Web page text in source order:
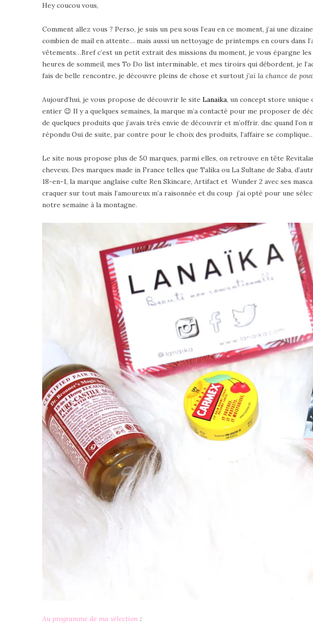
Hey coucou vous,
Comment allez vous ? Perso, je suis un peu sous l’eau en ce moment, j’ai une
combien de mail en attente… mais aussi un nettoyage de printemps en cours dans
vêtements…Bref c’est un petit extrait des missions du moment, je vous épargne
heures de sommeil, mes To Do list interminable, et mes tiroirs qui débordent, je
fais de belle rencontre, je découvre pleins de chose et surtout j’ai la chance de
Aujourd’hui, je vous propose de découvrir le site Lanaika, un concept store unique
entier 😉 Il y a quelques semaines, la marque m’a contacté pour me proposer de
de quelques produits que j’avais très envie de découvrir et m’offrir. dnc quand
répondu Oui de suite, par contre pour le choix des produits, l’affaire se
Le site nous propose plus de 50 marques, parmi elles, on retrouve en tête
cheveux. Des marques made in France telles que Talika ou La Sultane de Saba,
18-en-1, la marque anglaise culte Ren Skincare, Artifact et Wunder 2 avec ses
craquer sur tout mais l’amoureux m’a raisonnée et du coup j’ai opté pour une
notre semaine à la montagne.
Au programme de ma sélection :